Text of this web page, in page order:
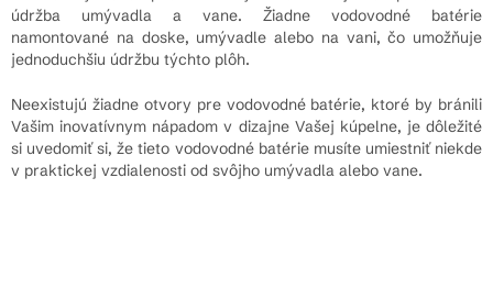
údržba umývadla a vane. Žiadne vodovodné batérie
namontované na doske, umývadle alebo na vani, čo umožňuje
jednoduchšiu údržbu týchto plôh.
Neexistujú žiadne otvory pre vodovodné batérie, ktoré by bránili
Vašim inovatívnym nápadom v dizajne Vašej kúpelne, je dôležité
si uvedomiť si, že tieto vodovodné batérie musíte umiestniť niekde
v praktickej vzdialenosti od svôjho umývadla alebo vane.